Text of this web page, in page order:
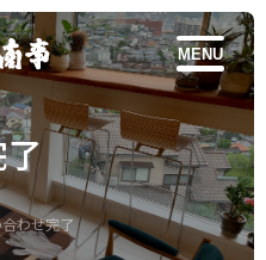
MENU
わせ完了